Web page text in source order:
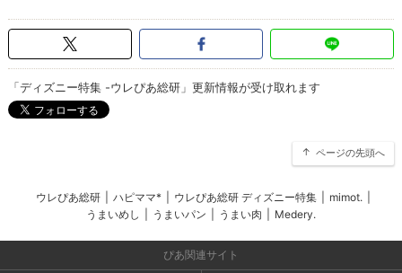
「ディズニー特集 -ウレぴあ総研」更新情報が受け取れます
ページの先頭へ
ウレぴあ総研 ハピママ* ウレぴあ総研 ディズニー特集 mimot.
うまいめし
うまいパン うまい肉 Medery.
ぴあ関連サイト